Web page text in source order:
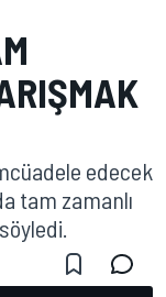
edecek
tam zamanlı